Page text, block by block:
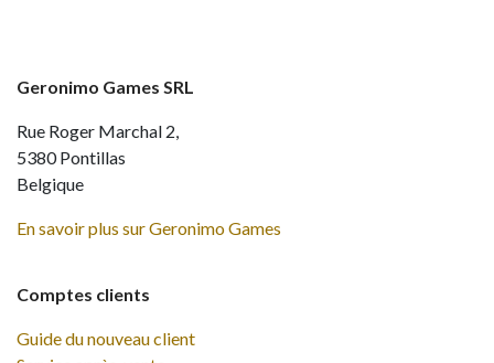
Comptes clients
Guide du nouveau client
Geronimo Games SRL
Rue Roger Marchal 2,
5380 Pontillas
Belgique
En savoir plus sur Geronimo Games